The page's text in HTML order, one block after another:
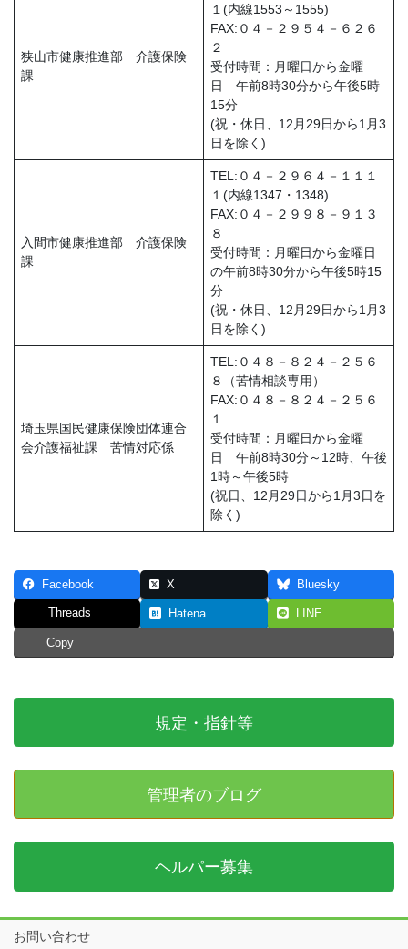
狭山市健康推進部 介護保険
課
１(内線1553～1555)
FAX:０４－２９５４－６２６
２
受付時間：月曜日から金曜
日 午前8時30分から午後5時
15分
(祝・休日、12月29日から1月3
日を除く)
入間市健康推進部 介護保険
課
TEL:０４－２９６４－１１１
１(内線1347・1348)
FAX:０４－２９９８－９１３
８
受付時間：月曜日から金曜日
の午前8時30分から午後5時15
分
(祝・休日、12月29日から1月3
日を除く)
埼玉県国民健康保険団体連合
会介護福祉課 苦情対応係
TEL:０４８－８２４－２５６
８（苦情相談専用）
FAX:０４８－８２４－２５６
１
受付時間：月曜日から金曜
日 午前8時30分～12時、午後
1時～午後5時
(祝日、12月29日から1月3日を
除く)
Facebook X Bluesky
Threads Hatena LINE
Copy
規定・指針等
管理者のブログ
ヘルパー募集
お問い合わせ